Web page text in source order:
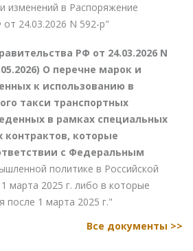
изменений в Распоряжение
24.03.2026 N 592-р"
РФ от 24.03.2026 N
О перечне марок и
к использованию в
такси транспортных
в рамках специальных
контрактов, которые
с Федеральным
политике в Российской
марта 2025 г. либо в которые
после 1 марта 2025 г."
Все документы >>